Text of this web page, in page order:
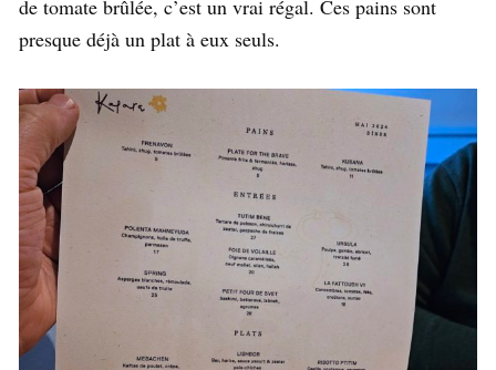
de tomate brûlée, c’est un vrai régal. Ces pains sont
presque déjà un plat à eux seuls.